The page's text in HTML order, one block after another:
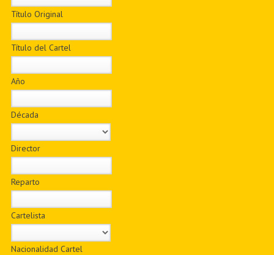
Título Original
Título del Cartel
Año
Década
Director
Reparto
Cartelista
Nacionalidad Cartel